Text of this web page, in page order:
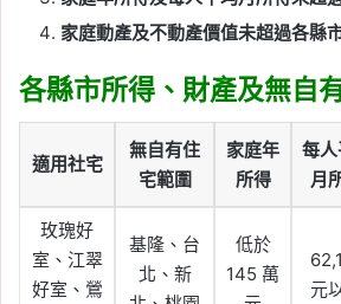
家庭動產及不動產價值未超過各縣
各縣市所得、財產及無自
適用社宅
無自有住
宅範圍
家庭年
所得
每
月
玫瑰好
室、江翠
好室、鶯
基隆、台
北、新
低於
145 萬
元